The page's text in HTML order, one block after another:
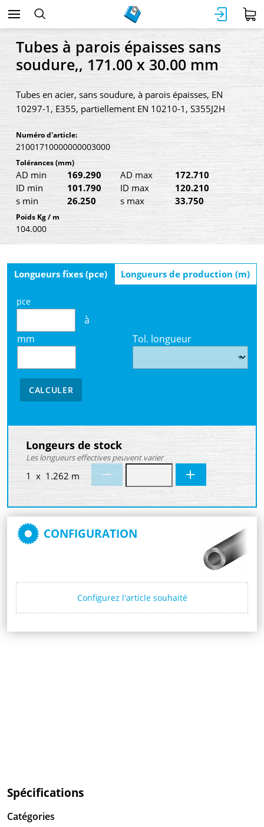
Tubes à parois épaisses sans
soudure,, 171.00 x 30.00 mm
Tubes en acier, sans soudure, à parois épaisses, EN
10297-1, E355, partiellement EN 10210-1, S355J2H
Numéro d'article:
21001710000000003000
Tolérances(mm)
AD min 169.290 AD max
172.710
ID min
101.790 ID max
120.210
s min
26.250 s max 33.750
Poids Kg / m
104.000
Longueurs fixes (pce) Longueurs de production (m)
pce
à
mm
Tol. longueur
CALCULER
Longeurs de stock
Les longueurs effectives peuvent varier
1 x 1.262 m
CONFIGURATION
Configurez l'article souhaité
Spécifications
Catégories